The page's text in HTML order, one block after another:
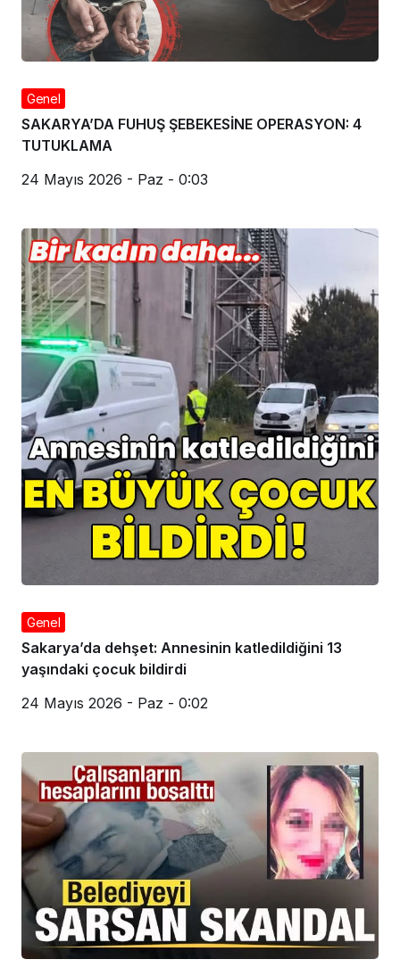
Genel
TUTUKLAMA
24 Mayıs 2026 - Paz - 0:03
Genel
yaşındaki çocuk bildirdi
24 Mayıs 2026 - Paz - 0:02